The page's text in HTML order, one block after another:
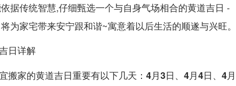
据传统智慧,仔细甄选一个与自身气场相合的黄道吉日 -
为家宅带来安宁跟和谐~寓意着以后生活的顺遂与兴旺。
日详解
搬家的黄道吉日重要有以下几天： 4月3日、4月4日、4月